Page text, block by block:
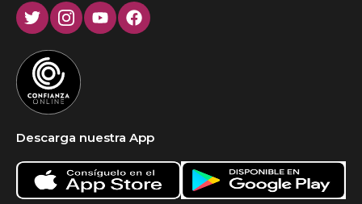
TwitterInstagram
YoutubeFacebook
Descarga nuestra App